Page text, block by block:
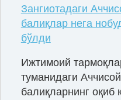
Зангиотадаги
балиқлар нега
бўлди
Ижтимоий
туманидаги
балиқларнинг оқиб